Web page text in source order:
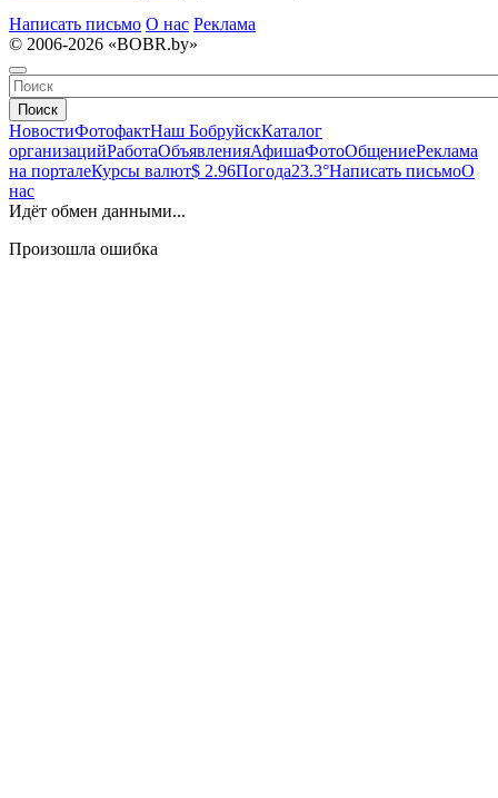
Написать письмо О нас Реклама
© 2006-2026 «BOBR.by»
Поиск
НовостиФотофактНаш БобруйскКаталог
организацийРаботаОбъявленияАфишаФотоОбщениеРеклама
на порталеКурсы валют$ 2.96Погода23.3°Написать письмоО
нас
Идёт обмен данными...
Произошла ошибка